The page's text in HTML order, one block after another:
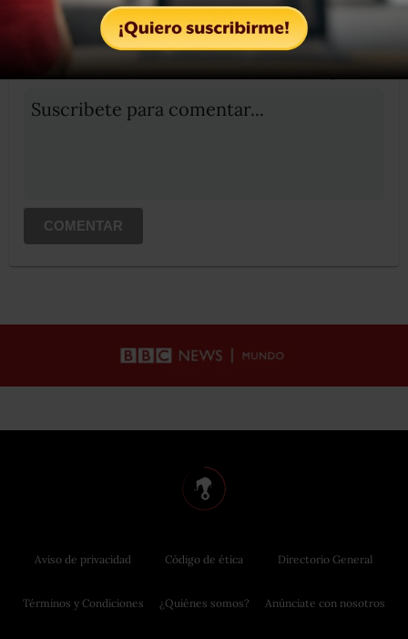
OCULTAR COMENTARIOS
Iniciar sesión Registrate
Suscribete para comentar...
COMENTAR
Aviso de privacidad
Términos y Condiciones
Código de ética
¿Quiénes somos?
Directorio General
Anúnciate con nosotros